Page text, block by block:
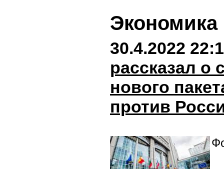
Экономика
30.4.2022
рассказал о
нового
против